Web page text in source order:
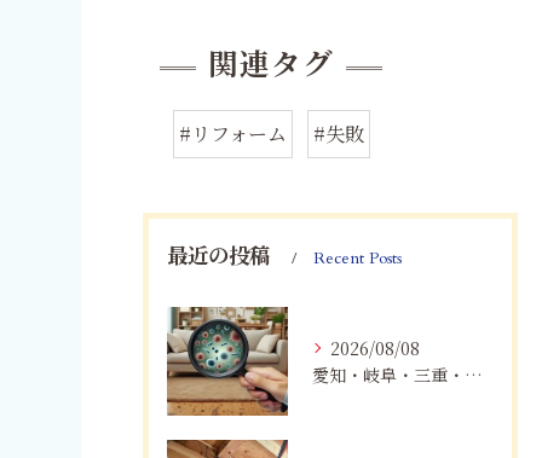
関連タグ
#リフォーム #失敗
最近の投稿 Recent Posts
2026/08/08
愛知・岐阜・三重・静岡で真菌（カビ）による健康被害にお悩みの方へ｜室内環境改善とMIST工法®による専門対策